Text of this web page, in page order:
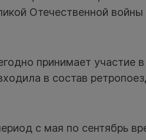
Отечественной войны
принимает участие
в состав
с мая по сентябрь